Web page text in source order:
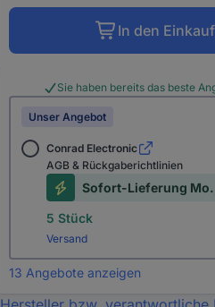
In den
Sie haben bereits das beste
Unser Angebot
Conrad Electronic
AGB & Rückgaberichtlinien
Sofort-Lieferung
5 Stück
Versand
13 Angebote anzeigen